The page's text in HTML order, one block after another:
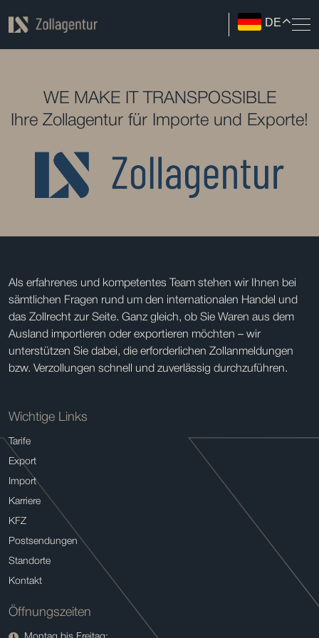
DE
WE MAKE IT TRANSPOSSIBLE
Ihre Zollagentur für Importe und Exporte!
Als erfahrenes und kompetentes Team stehen wir Ihnen bei
sämtlichen Fragen rund um den internationalen Handel und
das Zollrecht zur Seite. Ganz gleich, ob Sie Waren aus dem
Ausland importieren oder exportieren möchten – wir
unterstützen Sie dabei, die erforderlichen Zollanmeldungen
bzw. Verzollungen schnell und zuverlässig durchzuführen.
Wichtige Links
Tarife
Export
Import
Karriere
KFZ
Postsendungen
Standorte
Kontakt
Öffnungszeiten